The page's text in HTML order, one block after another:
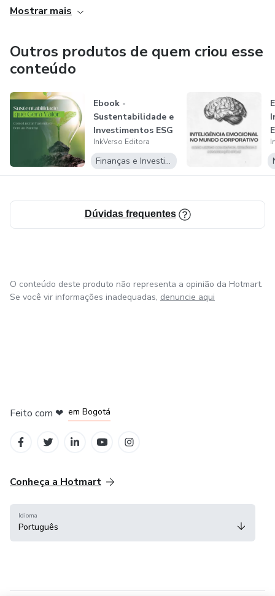
enriquecem mentes e corações.
publicar com liberdade e impacto.
encantam desde a primeira página.
Acreditamos que leitura é descoberta e cada eBook é um
portal para o novo.
InkVerso: onde a tinta encontra o verso e nasce uma nova
Mostrar mais
Outros produtos de quem criou esse
conteúdo
Ebook -
Sustentabilidade e
Investimentos ESG
- Sustentabilid...
InkVerso Editora
Finanças e Investimentos
Dúvidas frequentes
O conteúdo deste produto não representa a opinião da Hotmart.
Se você vir informações inadequadas, denuncie aqui
Feito com ❤ em Bogotá
Conheça a Hotmart
Idioma
Português